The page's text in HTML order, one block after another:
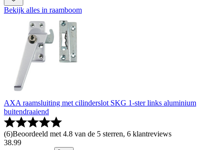
Bekijk alles in raamboom
AXA raamsluiting met cilinderslot SKG 1-ster links aluminium
buitendraaiend
(6)Beoordeeld met 4.8 van de 5 sterren, 6 klantreviews
38.99